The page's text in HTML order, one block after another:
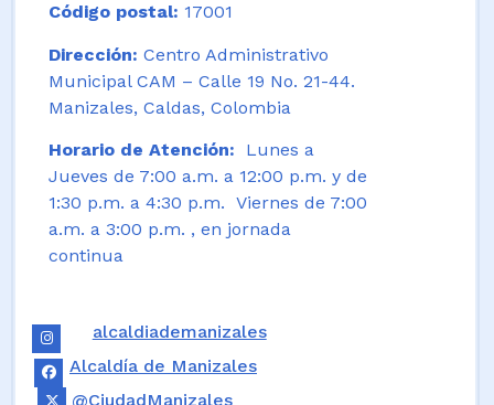
Código postal: 17001
Dirección: Centro Administrativo
Municipal CAM – Calle 19 No. 21-44.
Manizales, Caldas, Colombia
Horario de Atención: Lunes a
Jueves de 7:00 a.m. a 12:00 p.m. y de
1:30 p.m. a 4:30 p.m. Viernes de 7:00
a.m. a 3:00 p.m. , en jornada
continua
alcaldiademanizales
Alcaldía de Manizales
@CiudadManizales